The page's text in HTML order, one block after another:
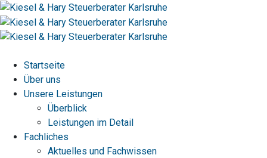
Startseite
Über uns
Unsere Leistungen
Überblick
Leistungen im Detail
Fachliches
Aktuelles und Fachwissen